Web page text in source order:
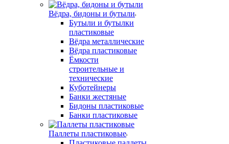
Вёдра, бидоны и бутыли
Бутыли и бутылки
пластиковые
Вёдра металлические
Вёдра пластиковые
Ёмкости
строительные и
технические
Куботейнеры
Банки жестяные
Бидоны пластиковые
Банки пластиковые
Паллеты пластиковые